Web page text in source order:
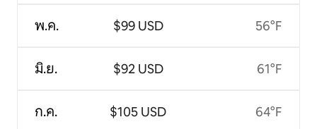
พ.ค.
มิ.ย.
ก.ค.
$99 USD
$92 USD
$105 USD
56°F
61°F
64°F